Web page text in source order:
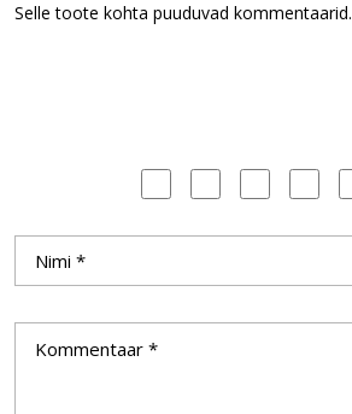
Selle toote kohta puuduvad kommentaarid.